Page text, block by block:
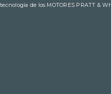
de los MOTORES PRATT &